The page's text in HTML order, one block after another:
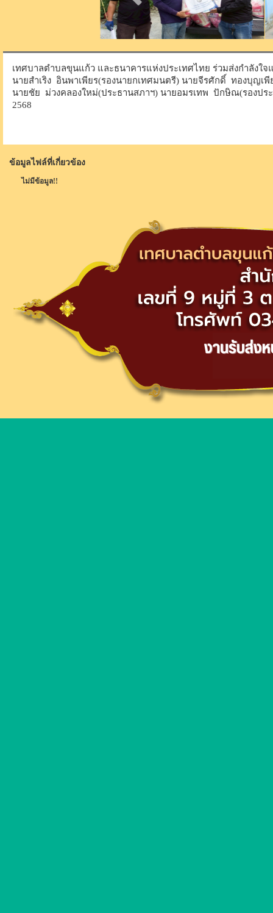
เทศบาลตำบลขุนแก้ว และธนาคารแห่งประเทศไทย ร่วมส่งกำลัง
นายสำเริง อินพาเพียร(รองนายกเทศมนตรี) นายจีรศักดิ์ ทองบุญ
นายชัย ม่วงคลองใหม่(ประธานสภาฯ) นายอมรเทพ ปักษิณ(รองปร
2568
ข้อมูลไฟล์ที่เกี่ยวข้อง
ไม่มีข้อมูล!!